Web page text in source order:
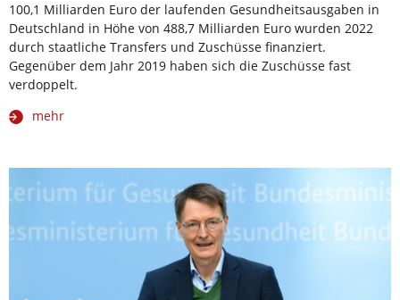
100,1 Milliarden Euro der laufenden Gesundheitsausgaben in
Deutschland in Höhe von 488,7 Milliarden Euro wurden 2022
durch staatliche Transfers und Zuschüsse finanziert.
Gegenüber dem Jahr 2019 haben sich die Zuschüsse fast
verdoppelt.
mehr